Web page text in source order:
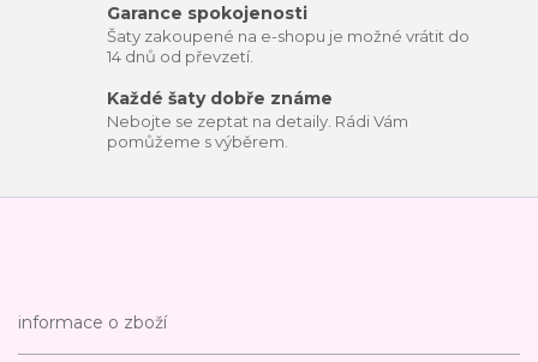
Garance spokojenosti
Šaty zakoupené na e-shopu je možné vrátit do
14 dnů od převzetí.
Každé šaty dobře známe
Nebojte se zeptat na detaily. Rádi Vám
pomůžeme s výběrem.
informace o zboží